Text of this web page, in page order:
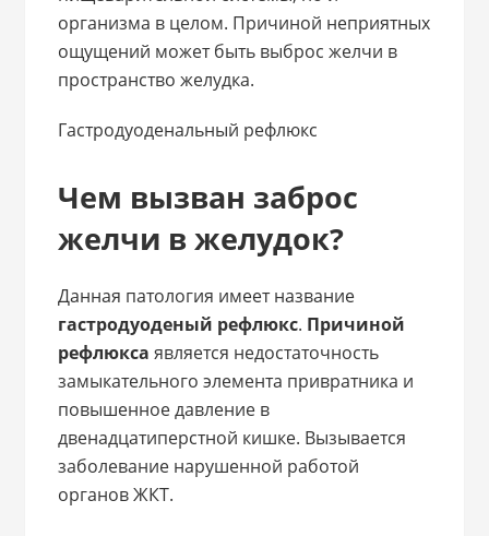
организма в целом. Причиной неприятных
ощущений может быть выброс желчи в
пространство желудка.
Гастродуоденальный рефлюкс
Чем вызван заброс
желчи в желудок?
Данная патология имеет название
гастродуоденый рефлюкс. Причиной
рефлюкса является недостаточность
замыкательного элемента привратника и
повышенное давление в
двенадцатиперстной кишке. Вызывается
заболевание нарушенной работой
органов ЖКТ.